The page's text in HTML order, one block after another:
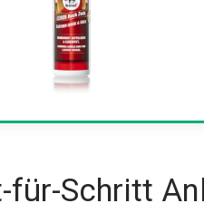
für-Schritt